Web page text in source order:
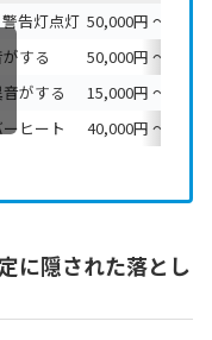
告灯点灯 50,000円 〜
する
50,000円 〜
がする
15,000円 〜
ヒート 40,000円 〜
に隠された落とし